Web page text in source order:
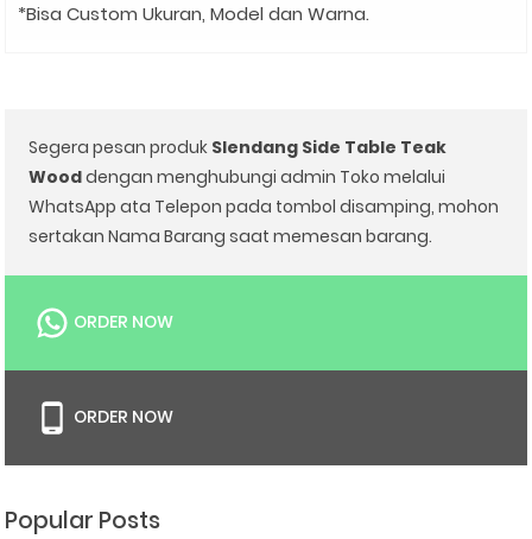
*Bisa Custom Ukuran, Model dan Warna.
Segera pesan produk Slendang Side Table Teak
Wooddengan menghubungi admin Toko melalui
WhatsApp ata Telepon pada tombol disamping, mohon
sertakan Nama Barang saat memesan barang.
ORDER NOW
ORDER NOW
Popular Posts